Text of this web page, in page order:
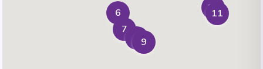
6
7
9
10
11